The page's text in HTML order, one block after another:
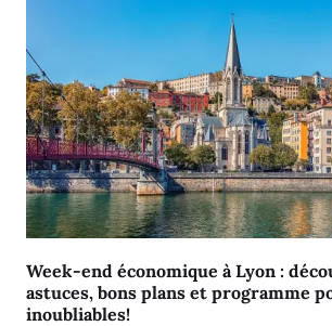
Week-end économique à Lyon :
astuces, bons plans et programme
inoubliables!